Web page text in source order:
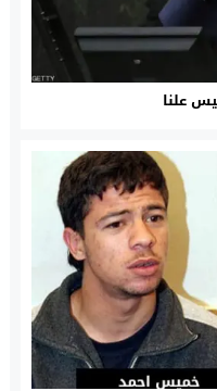
علنا